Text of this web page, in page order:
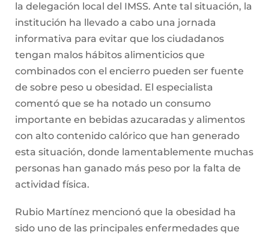
la delegación local del IMSS. Ante tal situación, la
institución ha llevado a cabo una jornada
informativa para evitar que los ciudadanos
tengan malos hábitos alimenticios que
combinados con el encierro pueden ser fuente
de sobre peso u obesidad. El especialista
comentó que se ha notado un consumo
importante en bebidas azucaradas y alimentos
con alto contenido calórico que han generado
esta situación, donde lamentablemente muchas
personas han ganado más peso por la falta de
actividad física.
Rubio Martínez mencionó que la obesidad ha
sido uno de las principales enfermedades que